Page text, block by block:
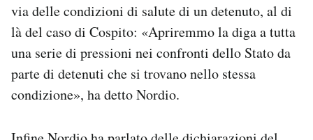
via delle condizioni di salute di un detenuto, al di
là del caso di Cospito: «Apriremmo la diga a tutta
una serie di pressioni nei confronti dello Stato da
parte di detenuti che si trovano nello stessa
condizione», ha detto Nordio.